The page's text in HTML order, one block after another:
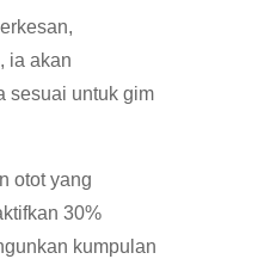
ia akan
sesuai untuk gim
otot yang
30%
kumpulan